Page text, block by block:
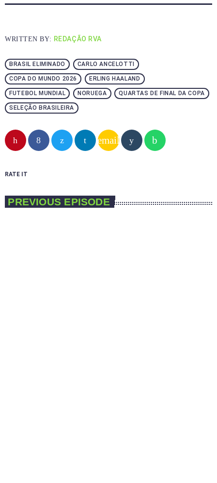
WRITTEN BY: REDAÇÃO RVA
BRASIL ELIMINADO CARLO ANCELOTTI
COPA DO MUNDO 2026 ERLING HAALAND
FUTEBOL MUNDIAL NORUEGA QUARTAS DE FINAL DA COPA
SELEÇÃO BRASILEIRA
email
RATE IT
PREVIOUS EPISODE